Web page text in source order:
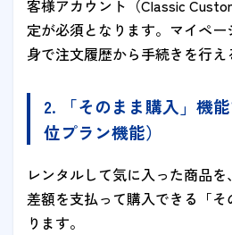
客様アカウント（Classic
定が必須となります。マイペ
身で注文履歴から手続きを行え
2. 「そのまま購入」機
位プラン機能）
レンタルして気に入った商品
差額を支払って購入できる「
ります。